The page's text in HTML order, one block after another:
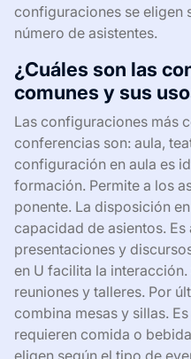
configuraciones se eligen
número de asistentes.
¿Cuáles son las
comunes y sus
Las configuraciones más
conferencias son: aula,
configuración en aula es
formación. Permite a los
ponente. La disposición
capacidad de asientos. Es
presentaciones y
en U facilita la
reuniones y talleres. Por
combina mesas y sillas.
requieren comida o
eligen según el tipo de